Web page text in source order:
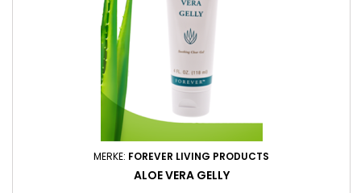
MERKE: FOREVER LIVING PRODUCTS
ALOE VERA GELLY